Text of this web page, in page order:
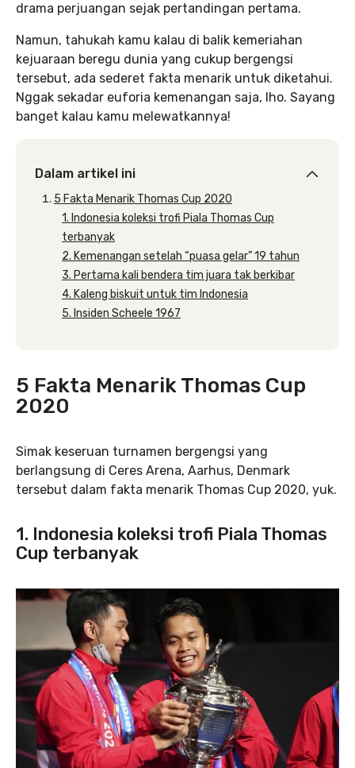
drama perjuangan sejak pertandingan pertama.
Namun, tahukah kamu kalau di balik kemeriahan
kejuaraan beregu dunia yang cukup bergengsi
tersebut, ada sederet fakta menarik untuk diketahui.
Nggak sekadar euforia kemenangan saja, lho. Sayang
banget kalau kamu melewatkannya!
Dalam artikel ini
5 Fakta Menarik Thomas Cup 2020
1. Indonesia koleksi trofi Piala Thomas Cup
terbanyak
2. Kemenangan setelah “puasa gelar” 19 tahun
3. Pertama kali bendera tim juara tak berkibar
4. Kaleng biskuit untuk tim Indonesia
5. Insiden Scheele 1967
5 Fakta Menarik Thomas Cup
2020
Simak keseruan turnamen bergengsi yang
berlangsung di Ceres Arena, Aarhus, Denmark
tersebut dalam fakta menarik Thomas Cup 2020, yuk.
1. Indonesia koleksi trofi Piala Thomas
Cup terbanyak